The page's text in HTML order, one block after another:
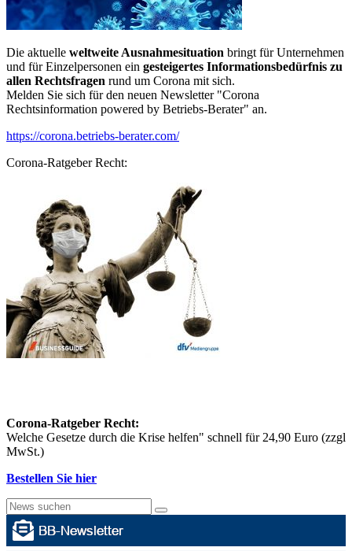
Die aktuelle weltweite Ausnahmesituation bringt für Unternehmen
und für Einzelpersonen ein gesteigertes Informationsbedürfnis zu
allen Rechtsfragen rund um Corona mit sich.
Melden Sie sich für den neuen Newsletter "Corona
Rechtsinformation powered by Betriebs-Berater" an.
https://corona.betriebs-berater.com/
Corona-Ratgeber Recht:
Corona-Ratgeber Recht:
Welche Gesetze durch die Krise helfen" schnell für 24,90 Euro (zzgl
MwSt.)
Bestellen Sie hier